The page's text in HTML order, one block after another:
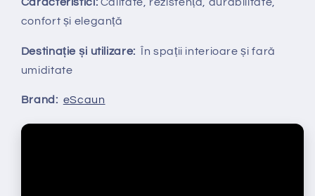
confort și eleganță
Destinație și utilizare: În spații interioare și fară
umiditate
Brand: eScaun